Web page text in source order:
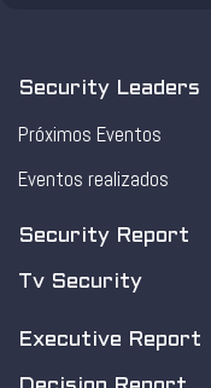
Security Leaders
Próximos Eventos
Eventos realizados
Security Report
Tv Security
Executive Report